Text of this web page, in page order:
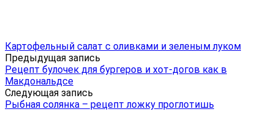
Картофельный салат с оливками и зеленым луком
Предыдущая запись
Рецепт булочек для бургеров и хот-догов как в
Макдональдсе
Следующая запись
Рыбная солянка – рецепт ложку проглотишь